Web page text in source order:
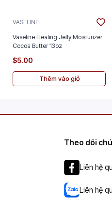
VASELINE
Vaseline Healing Jelly Moisturizer
Cocoa Butter 13oz
$5.00
Thêm vào giỏ
Theo dõi
Liên hệ
Liên hệ